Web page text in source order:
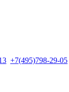
+7(495)798-29-05